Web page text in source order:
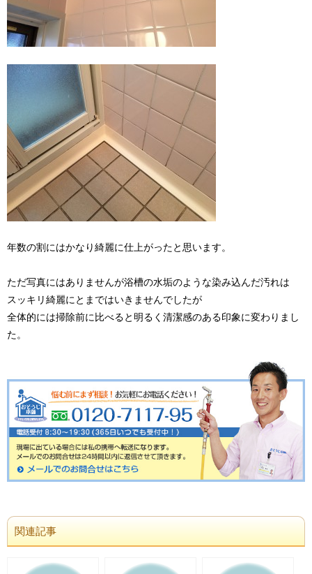
年数の割にはかなり綺麗に仕上がったと思います。
ただ写真にはありませんが浴槽の水垢のような染み込んだ汚れは
スッキリ綺麗にとまではいきませんでしたが
全体的には掃除前に比べると明るく清潔感のある印象に変わりまし
た。
関連記事